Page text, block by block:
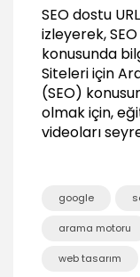
Site
02:05
XML site
01:48
Site
04:45
Yerel arama
SEO dostu
izleyerek,
konusunda
Siteleri için
(SEO)
olmak için,
videoları
google
arama motoru
web tasarım